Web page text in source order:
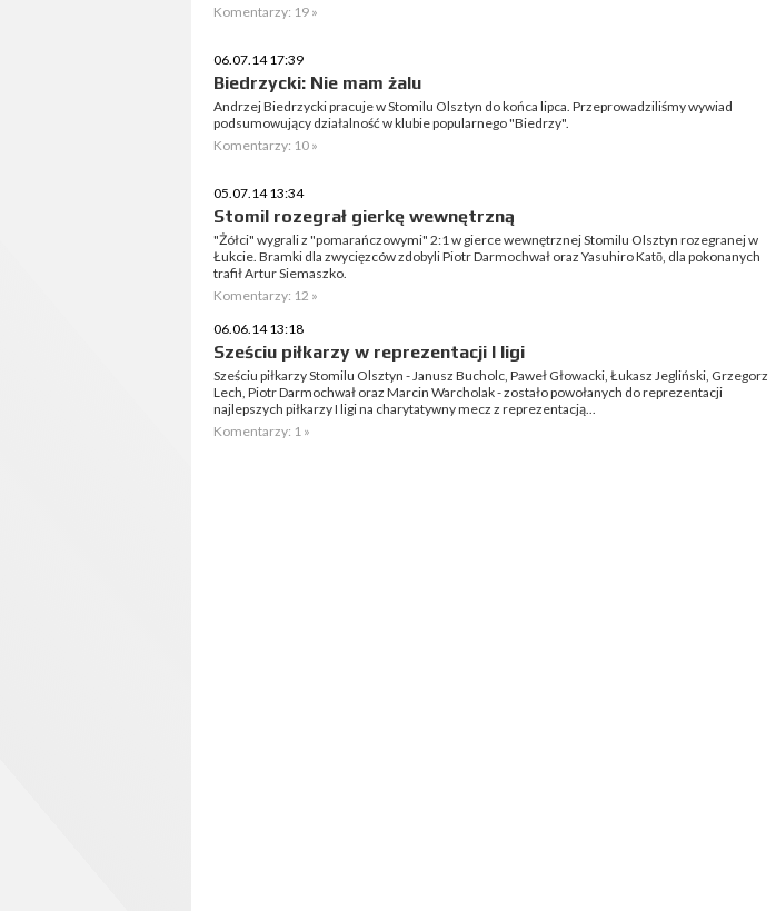
Komentarzy: 19 »
06.07.14 17:39
Biedrzycki: Nie mam żalu
Andrzej Biedrzycki pracuje w Stomilu Olsztyn do końca lipca. Przeprowadziliśmy wywiad
podsumowujący działalność w klubie popularnego "Biedrzy".
Komentarzy: 10 »
05.07.14 13:34
Stomil rozegrał gierkę wewnętrzną
"Żółci" wygrali z "pomarańczowymi" 2:1 w gierce wewnętrznej Stomilu Olsztyn rozegranej w
Łukcie. Bramki dla zwycięzców zdobyli Piotr Darmochwał oraz Yasuhiro Katō, dla pokonanych
trafił Artur Siemaszko.
Komentarzy: 12 »
06.06.14 13:18
Sześciu piłkarzy w reprezentacji I ligi
Sześciu piłkarzy Stomilu Olsztyn - Janusz Bucholc, Paweł Głowacki, Łukasz Jegliński, Grzegorz
Lech, Piotr Darmochwał oraz Marcin Warcholak - zostało powołanych do reprezentacji
najlepszych piłkarzy I ligi na charytatywny mecz z reprezentacją...
Komentarzy: 1 »